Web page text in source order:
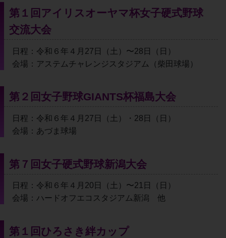
第１回アイリスオーヤマ杯女子硬式野球
交流大会
日程：令和６年４月27日（土）〜28日（日）
会場：アステムチャレンジスタジアム（柴田球場）
第２回女子野球GIANTS杯福島大会
日程：令和６年４月27日（土）・28日（日）
会場：あづま球場
第７回女子硬式野球新潟大会
日程：令和６年４月20日（土）〜21日（日）
会場：ハードオフエコスタジアム新潟　他
第１回ひろさき絆カップ